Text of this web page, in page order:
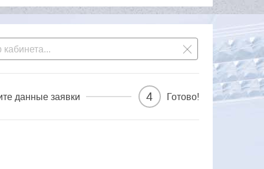
данные заявки 4 Готово!